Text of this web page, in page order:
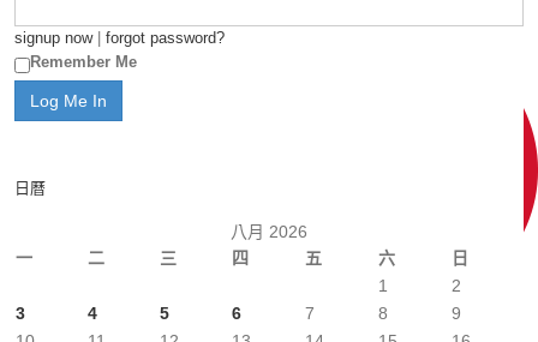
signup now| forgot password?
Remember Me
日曆
八月 2026
一
二 三 四 五 六 日
1
2
3
4 5 6 7 8
9